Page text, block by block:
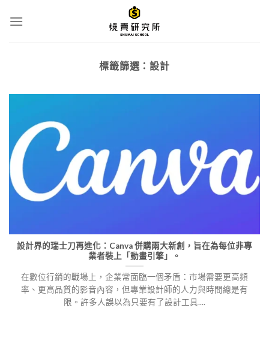
標籤篩選：設計
設計界的瑞士刀再進化：Canva 併購兩大新創，旨在為每位非專
業者裝上「動畫引擎」。
在數位行銷的戰場上，企業常面臨一個矛盾：市場需要更高頻
率、更高品質的影音內容，但專業設計師的人力與時間總是有
限。許多人誤以為只要有了設計工具....